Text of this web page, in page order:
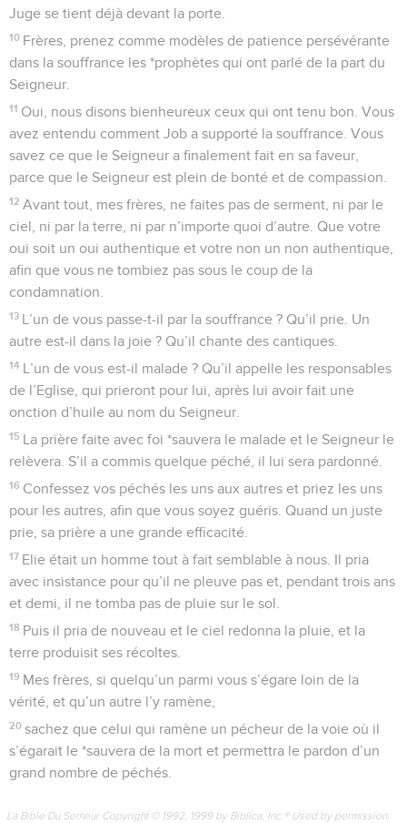
Juge se tient déjà devant la porte.
10 Frères, prenez comme modèles de patience persévérante
dans la souffrance les *prophètes qui ont parlé de la part du
Seigneur.
11 Oui, nous disons bienheureux ceux qui ont tenu bon. Vous
avez entendu comment Job a supporté la souffrance. Vous
savez ce que le Seigneur a finalement fait en sa faveur,
parce que le Seigneur est plein de bonté et de compassion.
12 Avant tout, mes frères, ne faites pas de serment, ni par le
ciel, ni par la terre, ni par n’importe quoi d’autre. Que votre
oui soit un oui authentique et votre non un non authentique,
afin que vous ne tombiez pas sous le coup de la
condamnation.
13 L’un de vous passe-t-il par la souffrance ? Qu’il prie. Un
autre est-il dans la joie ? Qu’il chante des cantiques.
14 L’un de vous est-il malade ? Qu’il appelle les responsables
de l’Eglise, qui prieront pour lui, après lui avoir fait une
onction d’huile au nom du Seigneur.
15 La prière faite avec foi *sauvera le malade et le Seigneur le
relèvera. S’il a commis quelque péché, il lui sera pardonné.
16 Confessez vos péchés les uns aux autres et priez les uns
pour les autres, afin que vous soyez guéris. Quand un juste
prie, sa prière a une grande efficacité.
17 Elie était un homme tout à fait semblable à nous. Il pria
avec insistance pour qu’il ne pleuve pas et, pendant trois ans
et demi, il ne tomba pas de pluie sur le sol.
18 Puis il pria de nouveau et le ciel redonna la pluie, et la
terre produisit ses récoltes.
19 Mes frères, si quelqu’un parmi vous s’égare loin de la
vérité, et qu’un autre l’y ramène,
20 sachez que celui qui ramène un pécheur de la voie où il
s’égarait le *sauvera de la mort et permettra le pardon d’un
grand nombre de péchés.
La Bible Du Semeur Copyright © 1992, 1999 by Biblica, Inc.® Used by permission.